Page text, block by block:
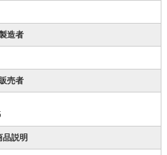
造者
売者
品説明